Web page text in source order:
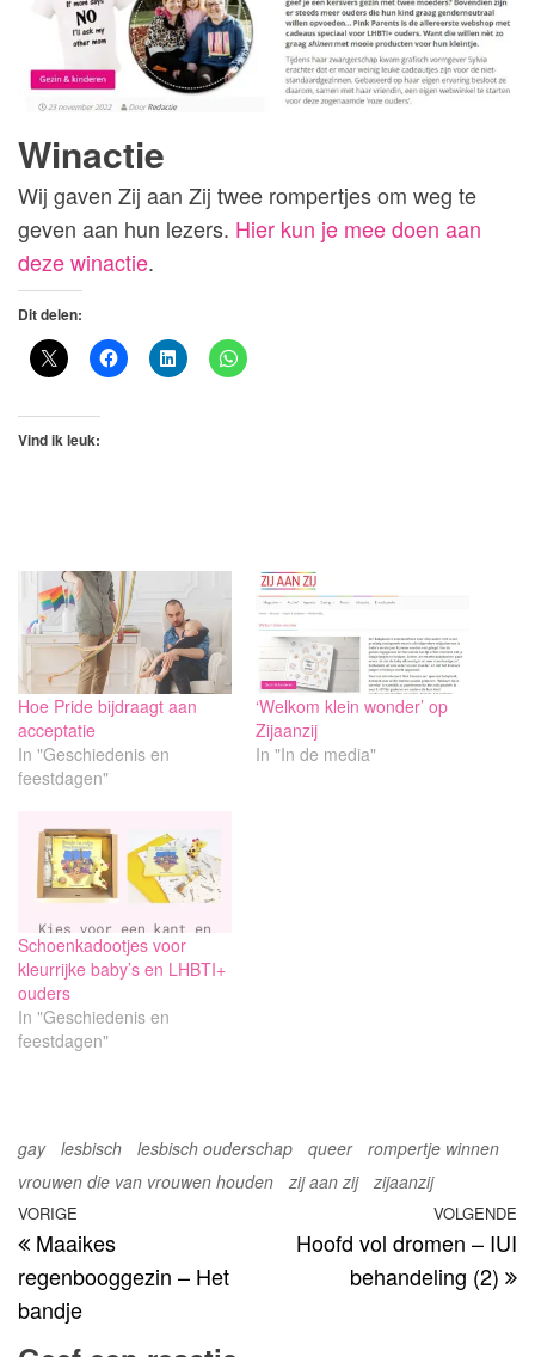
Winactie
Wij gaven Zij aan Zij twee rompertjes om weg te
geven aan hun lezers. Hier kun je mee doen aan
deze winactie.
Dit delen:
Vind ik leuk:
Hoe Pride bijdraagt aan
acceptatie
In "Geschiedenis en
feestdagen"
‘Welkom klein wonder’ op
Zijaanzij
In "In de media"
Schoenkadootjes voor
kleurrijke baby’s en LHBTI+
ouders
In "Geschiedenis en
feestdagen"
gay lesbisch lesbisch ouderschap queer
rompertje winnen
vrouwen die van vrouwen houden
zij aan zij zijaanzij
Bericht
navigatie
Vorig
bericht
VORIGE
Maaikes
regenbooggezin – Het
bandje
VOLGENDE
Hoofd vol dromen – IUI
behandeling (2)